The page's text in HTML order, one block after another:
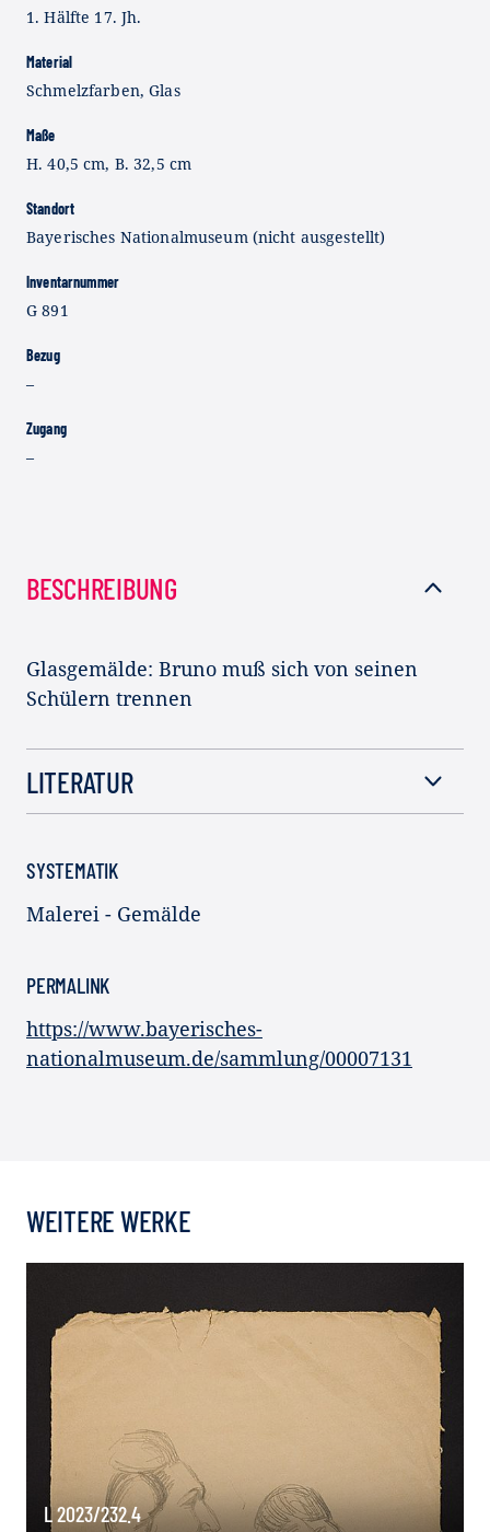
1. Hälfte 17. Jh.
Material
Schmelzfarben, Glas
Maße
H. 40,5 cm, B. 32,5 cm
Standort
Bayerisches Nationalmuseum (nicht ausgestellt)
Inventarnummer
G 891
Bezug
–
Zugang
–
BESCHREIBUNG
Glasgemälde: Bruno muß sich von seinen
Schülern trennen
LITERATUR
SYSTEMATIK
Malerei - Gemälde
PERMALINK
https://www.bayerisches-
nationalmuseum.de/sammlung/00007131
WEITERE WERKE
L 2023/232.4